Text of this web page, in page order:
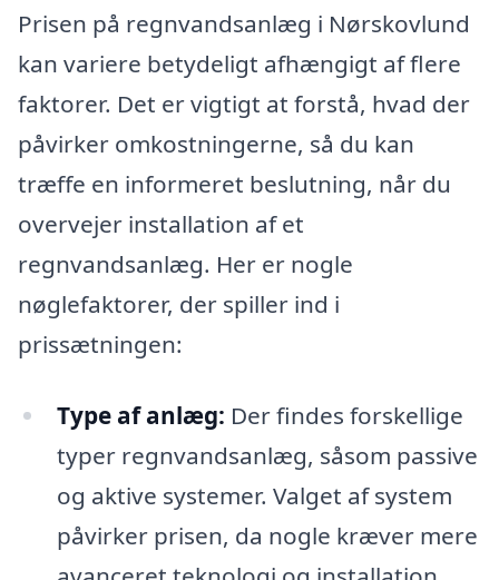
Prisen på regnvandsanlæg i Nørskovlund
kan variere betydeligt afhængigt af flere
faktorer. Det er vigtigt at forstå, hvad der
påvirker omkostningerne, så du kan
træffe en informeret beslutning, når du
overvejer installation af et
regnvandsanlæg. Her er nogle
nøglefaktorer, der spiller ind i
prissætningen:
Type af anlæg: Der findes forskellige
typer regnvandsanlæg, såsom passive
og aktive systemer. Valget af system
påvirker prisen, da nogle kræver mere